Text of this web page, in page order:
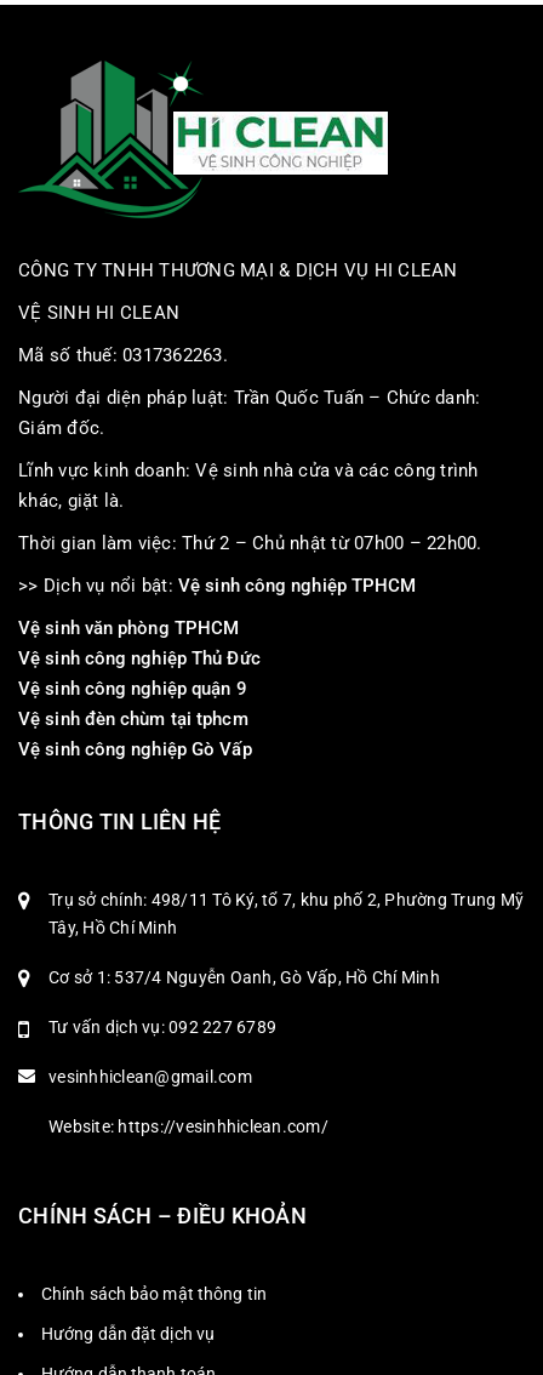
CÔNG TY TNHH THƯƠNG MẠI & DỊCH VỤ HI CLEAN
VỆ SINH HI CLEAN
Mã số thuế: 0317362263.
Người đại diện pháp luật: Trần Quốc Tuấn – Chức danh:
Giám đốc.
Lĩnh vực kinh doanh: Vệ sinh nhà cửa và các công trình
khác, giặt là.
Thời gian làm việc: Thứ 2 – Chủ nhật từ 07h00 – 22h00.
>> Dịch vụ nổi bật: Vệ sinh công nghiệp TPHCM
Vệ sinh văn phòng TPHCM
Vệ sinh công nghiệp Thủ Đức
Vệ sinh công nghiệp quận 9
Vệ sinh đèn chùm tại tphcm
Vệ sinh công nghiệp Gò Vấp
THÔNG TIN LIÊN HỆ
Trụ sở chính: 498/11 Tô Ký, tổ 7, khu phố 2, Phường Trung Mỹ
Tây, Hồ Chí Minh
Cơ sở 1: 537/4 Nguyễn Oanh, Gò Vấp, Hồ Chí Minh
Tư vấn dịch vụ: 092 227 6789
vesinhhiclean@gmail.com
Website: https://vesinhhiclean.com/
CHÍNH SÁCH – ĐIỀU KHOẢN
Chính sách bảo mật thông tin
Hướng dẫn đặt dịch vụ